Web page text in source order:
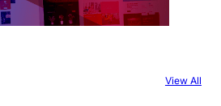
View All